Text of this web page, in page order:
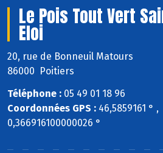
Le Pois Tout Vert
Eloi
20, rue de Bonneuil Matours
86000 Poitiers
Téléphone : 05 49 01 18 96
Coordonnées GPS : 46,5859161 ° ,
0,366916100000026 °